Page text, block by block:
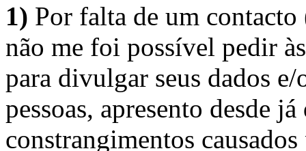
1) Por falta de um
não me foi possível pedir
para divulgar seus dados
pessoas, apresento desde
constrangimentos